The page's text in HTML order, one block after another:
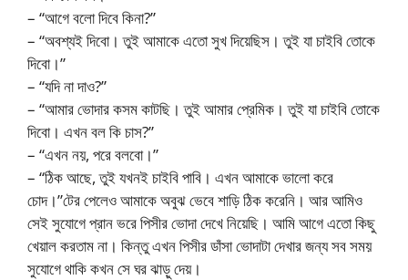
– “আগে বলো দিবে কিনা?”
– “অবশ্যই দিবো। তুই আমাকে এতো সুখ দিয়েছিস। তুই যা চাইবি তোকে
দিবো।”
– “যদি না দাও?”
– “আমার ভোদার কসম কাটছি। তুই আমার প্রেমিক। তুই যা চাইবি তোকে
দিবো। এখন বল কি চাস?”
– “এখন নয়, পরে বলবো।”
– “ঠিক আছে, তুই যখনই চাইবি পাবি। এখন আমাকে ভালো করে
চোদ।”টের পেলেও আমাকে অবুঝ ভেবে শাড়ি ঠিক করেনি। আর আমিও
সেই সুযোগে প্রান ভরে পিসীর ভোদা দেখে নিয়েছি। আমি আগে এতো কিছু
খেয়াল করতাম না। কিন্তু এখন পিসীর ডাঁসা ভোদাটা দেখার জন্য সব সময়
সুযোগে থাকি কখন সে ঘর ঝাড়ু দেয়।